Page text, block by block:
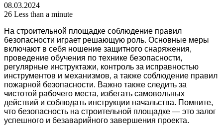
08.03.2024
26 Less than a minute
На строительной площадке соблюдение правил
безопасности играет решающую роль. Основные меры
включают в себя ношение защитного снаряжения,
проведение обучения по технике безопасности,
регулярные инструктажи, контроль за исправностью
инструментов и механизмов, а также соблюдение правил
пожарной безопасности. Важно также следить за
чистотой рабочего места, избегать самовольных
действий и соблюдать инструкции начальства. Помните,
что безопасность на строительной площадке — это залог
успешного и безаварийного завершения проекта.